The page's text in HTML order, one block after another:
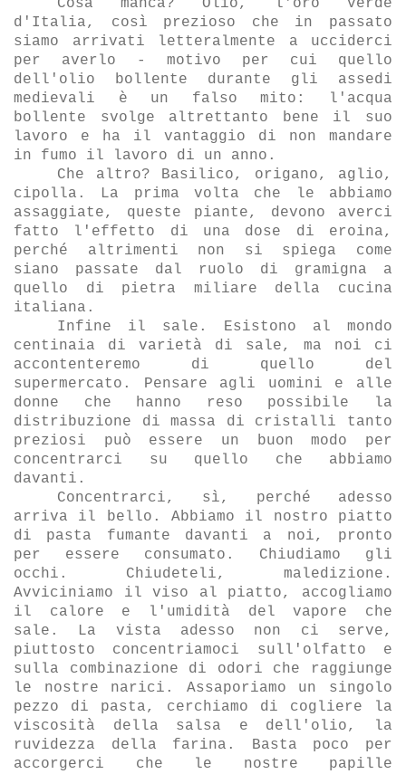
Cosa manca? Olio, l'oro verde
d'Italia, così prezioso che in passato
siamo arrivati letteralmente a ucciderci
per averlo - motivo per cui quello
dell'olio bollente durante gli assedi
medievali è un falso mito: l'acqua
bollente svolge altrettanto bene il suo
lavoro e ha il vantaggio di non mandare
in fumo il lavoro di un anno.
Che altro? Basilico, origano, aglio,
cipolla. La prima volta che le abbiamo
assaggiate, queste piante, devono averci
fatto l'effetto di una dose di eroina,
perché altrimenti non si spiega come
siano passate dal ruolo di gramigna a
quello di pietra miliare della cucina
italiana.
Infine il sale. Esistono al mondo
centinaia di varietà di sale, ma noi ci
accontenteremo di quello del
supermercato. Pensare agli uomini e alle
donne che hanno reso possibile la
distribuzione di massa di cristalli tanto
preziosi può essere un buon modo per
concentrarci su quello che abbiamo
davanti.
Concentrarci, sì, perché adesso
arriva il bello. Abbiamo il nostro piatto
di pasta fumante davanti a noi, pronto
per essere consumato. Chiudiamo gli
occhi. Chiudeteli, maledizione.
Avviciniamo il viso al piatto, accogliamo
il calore e l'umidità del vapore che
sale. La vista adesso non ci serve,
piuttosto concentriamoci sull'olfatto e
sulla combinazione di odori che raggiunge
le nostre narici. Assaporiamo un singolo
pezzo di pasta, cerchiamo di cogliere la
viscosità della salsa e dell'olio, la
ruvidezza della farina. Basta poco per
accorgerci che le nostre papille